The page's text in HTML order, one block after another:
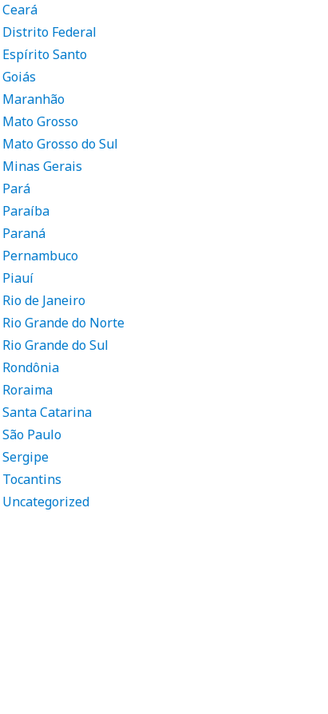
Ceará
Distrito Federal
Espírito Santo
Goiás
Maranhão
Mato Grosso
Mato Grosso do Sul
Minas Gerais
Pará
Paraíba
Paraná
Pernambuco
Piauí
Rio de Janeiro
Rio Grande do Norte
Rio Grande do Sul
Rondônia
Roraima
Santa Catarina
São Paulo
Sergipe
Tocantins
Uncategorized